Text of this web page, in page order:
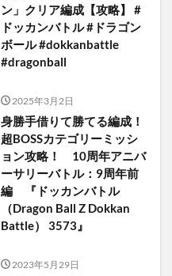
ン」クリア編成【攻略】 #
ドッカンバトル #ドラゴン
ボール #dokkanbattle
#dragonball
2025年3月2日
身勝手借りて勝てる編成！
超BOSSカテゴリーミッシ
ョン攻略！ 10周年アニバ
ーサリーバトル：9周年前
編 『ドッカンバトル
（Dragon Ball Z Dokkan
Battle） 3573』
2023年5月29日